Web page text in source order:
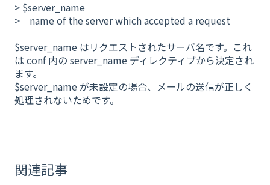
> $server_name
> name of the server which accepted a request
$server_name はリクエストされたサーバ名です。これ
は conf 内の server_name ディレクティブから決定され
ます。
$server_name が未設定の場合、メールの送信が正しく
処理されないためです。
関連記事